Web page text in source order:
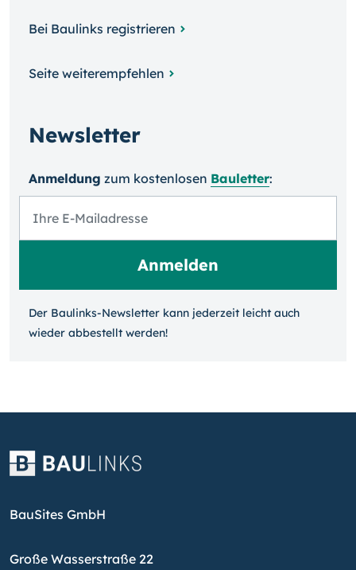
Bei Baulinks registrieren
Seite weiterempfehlen
Newsletter
Anmeldung zum kosten­losen Bauletter:
Der Baulinks-Newsletter kann jeder­zeit leicht auch
wieder ab­bestellt werden!
BauSites GmbH
Große Wasserstraße 22